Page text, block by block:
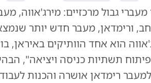
ורימדאן, מעבר חדש יותר
הוא אחד הוותיקים באיראן,
תשתיות כניסה ויציאה",
רימדאן אושרה והכנות